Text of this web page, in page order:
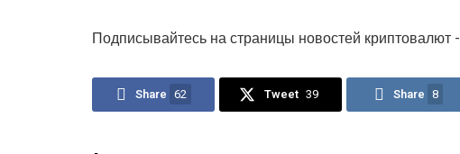
Подписывайтесь на страницы новостей криптовалют -
Share 62 Tweet 39 Share 8